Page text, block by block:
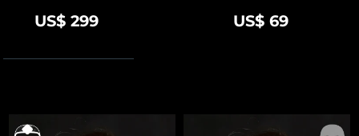
US$ 299 US$ 69